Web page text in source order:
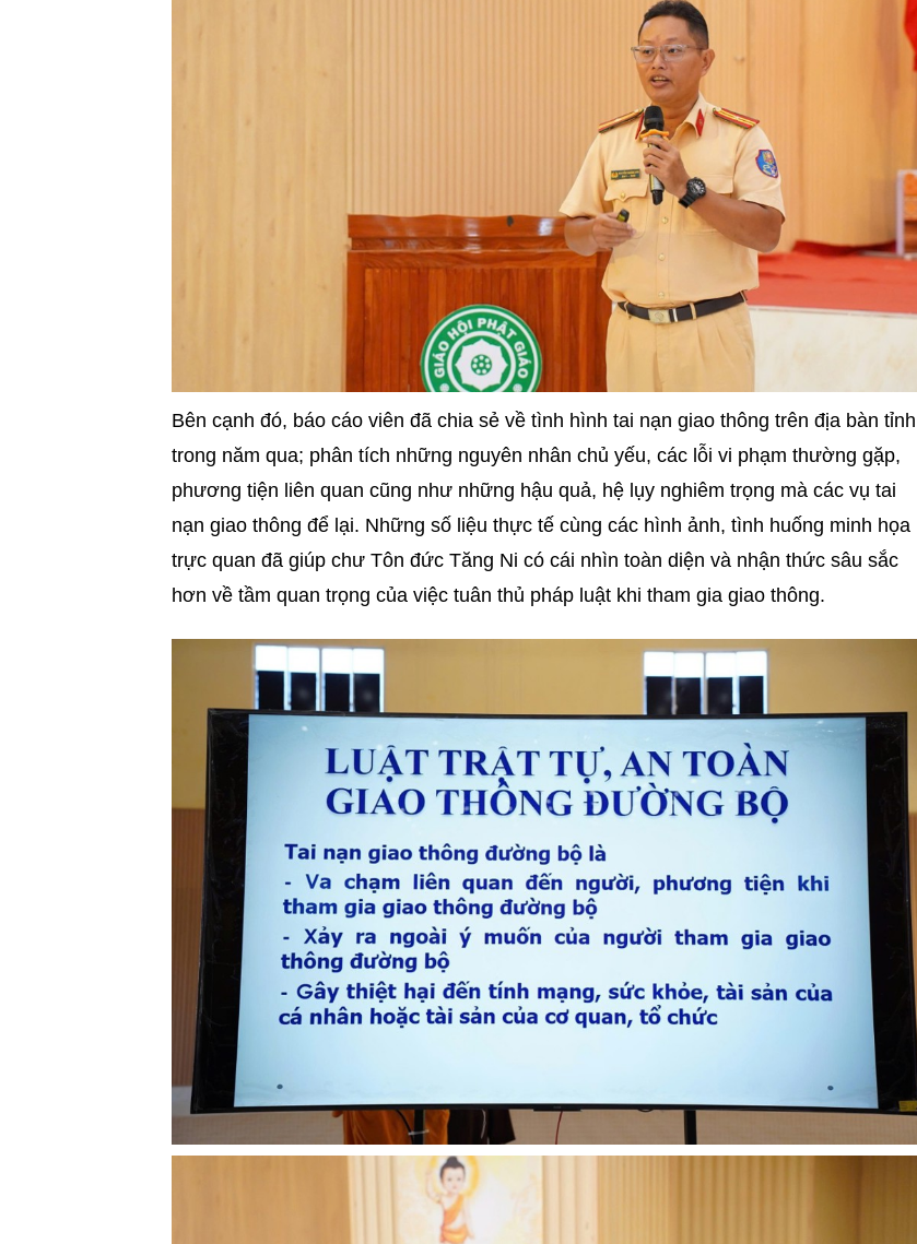
Bên cạnh đó, báo cáo viên đã chia sẻ về tình hình tai nạn giao thông trên địa bàn tỉnh
trong năm qua; phân tích những nguyên nhân chủ yếu, các lỗi vi phạm thường gặp,
phương tiện liên quan cũng như những hậu quả, hệ lụy nghiêm trọng mà các vụ tai
nạn giao thông để lại. Những số liệu thực tế cùng các hình ảnh, tình huống minh họa
trực quan đã giúp chư Tôn đức Tăng Ni có cái nhìn toàn diện và nhận thức sâu sắc
hơn về tầm quan trọng của việc tuân thủ pháp luật khi tham gia giao thông.